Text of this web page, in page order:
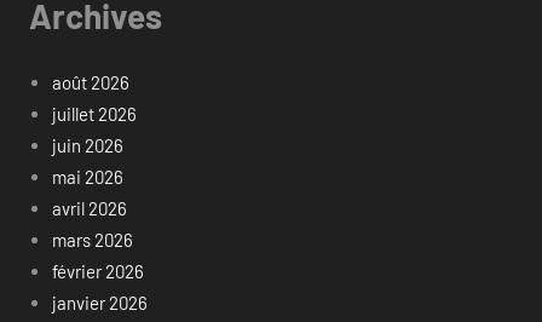
Archives
août 2026
juillet 2026
juin 2026
mai 2026
avril 2026
mars 2026
février 2026
janvier 2026